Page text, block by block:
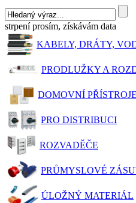
strpení prosím, získávám data
KABELY, DRÁTY,
PRODLUŽKY A
DOMOVNÍ PŘÍSTROJE
PRO DISTRIBUCI
ROZVADĚČE
PRŮMYSLOVÉ
ÚLOŽNÝ MATERIÁL